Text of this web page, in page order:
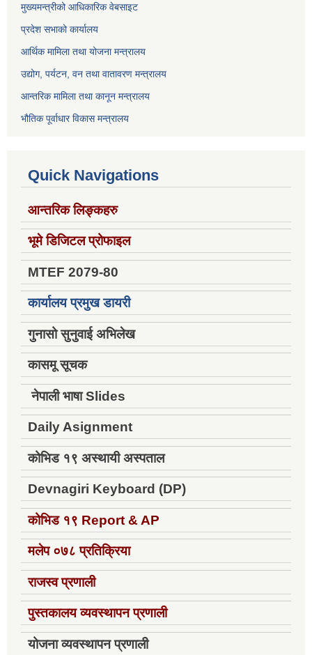
मुख्यमन्त्रीको आधिकारिक वेबसाइट
प्रदेश सभाको कार्यालय
आर्थिक मामिला तथा योजना मन्त्रालय
उद्योग, पर्यटन, वन तथा वातावरण मन्त्रालय
आन्तरिक मामिला तथा कानून मन्त्रालय
भौतिक पूर्वाधार विकास मन्त्रालय
Quick Navigations
आन्तरिक लिङ्कहरु
भूमे डिजिटल प्रोफाइल
MTEF 2079-80
कार्यालय प्रमुख डायरी
गुनासो सुनुवाई अभिलेख
कासमू सूचक
नेपाली भाषा Slides
Daily Asignment
कोभिड १९ अस्थायी अस्पताल
Devnagiri Keyboard (DP)
कोभिड १९ Report & AP
मलेप ०७८ प्रतिक्रिया
राजस्व प्रणाली
पुस्तकालय व्यवस्थापन प्रणाली
योजना व्यवस्थापन प्रणाली